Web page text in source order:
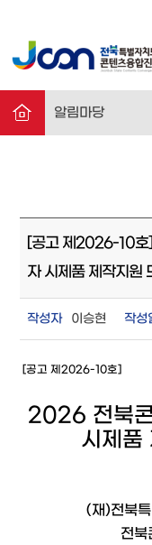
알림마당
[공고 제2026-10호
자 시제품 제작지원
작성자 이승현 작성
[공고 제2026-10호]
2026 전북
시제품
(재)전북
전북